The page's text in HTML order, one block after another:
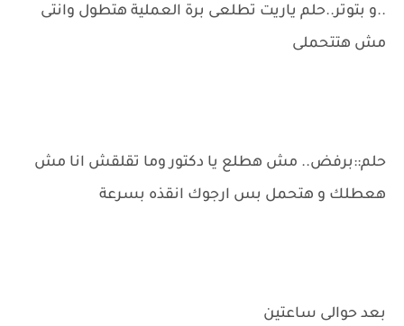
..و بتوتر..حلم ياريت تطلعى برة العملية هتطول وانتى
مش هتتحملى
حلم::برفض.. مش هطلع يا دكتور وما تقلقش انا مش
هعطلك و هتحمل بس ارجوك انقذه بسرعة
بعد حوالى ساعتين